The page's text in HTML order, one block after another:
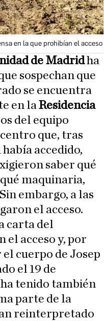
en la que prohibían el acceso
de Madridha
sospechan que
se encuentra
en laResidencia
del equipo
que, tras
accedido,
saber qué
maquinaria,
embargo, a las
el acceso.
carta del
el acceso y, por
cuerpo de Josep
el 19 de
tenido también
parte de la
reinterpretado